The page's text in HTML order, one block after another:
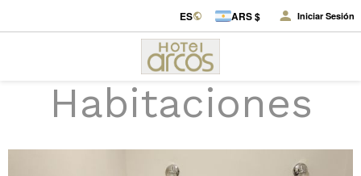
ES ARS $ Iniciar Sesión
Habitaciones